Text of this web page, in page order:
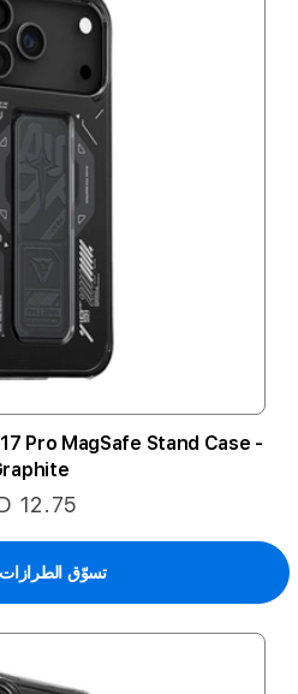
Pro MagSafe Stand Case -
12.75
تسوّق الطرازات